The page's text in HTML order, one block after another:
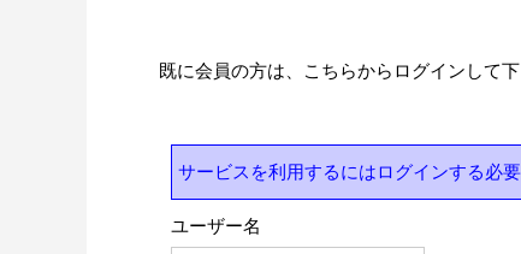
既に会員の方は、こちらからログインして下
サービスを利用するにはログインする必要
ユーザー名